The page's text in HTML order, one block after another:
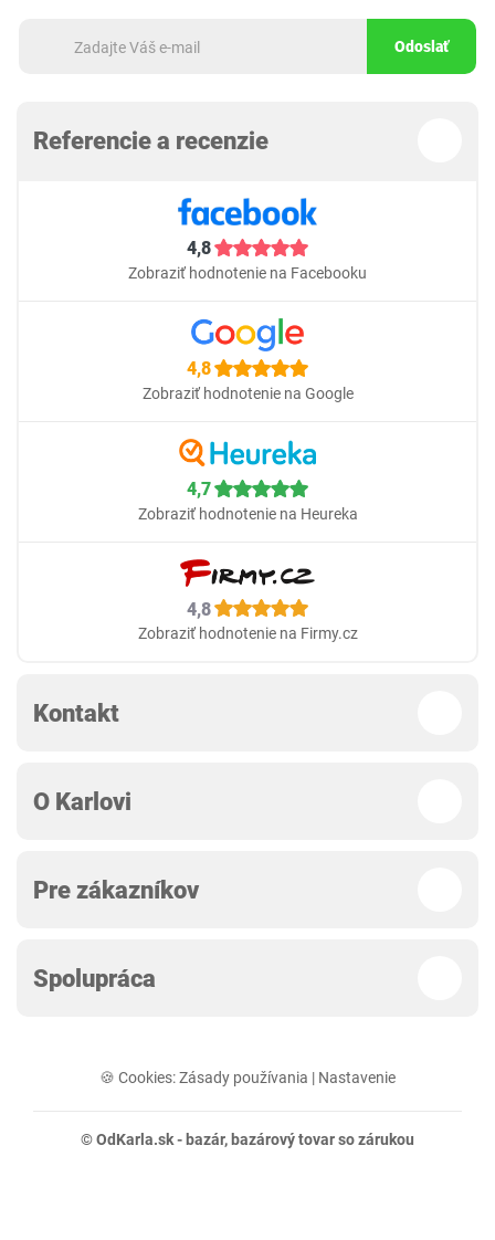
Odoslať
Referencie a recenzie
4,8
Zobraziť hodnotenie na Facebooku
4,8
Zobraziť hodnotenie na Google
4,7
Zobraziť hodnotenie na Heureka
4,8
Zobraziť hodnotenie na Firmy.cz
Kontakt
O Karlovi
Pre zákazníkov
Spolupráca
🍪 Cookies:Zásady používania | Nastavenie
© OdKarla.sk - bazár, bazárový tovar so zárukou